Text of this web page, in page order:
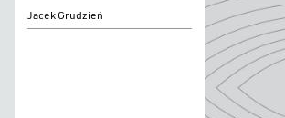
Grudzień
Jacek Grudzień